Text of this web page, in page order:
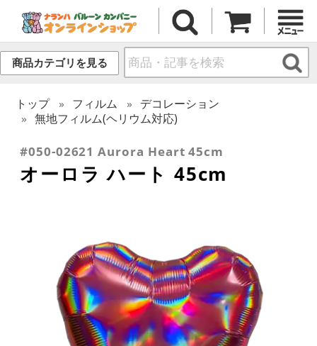
商品カテゴリを見る
トップ フィルム
デコレーション
無地フィルム(ヘリウム対応)
#050-02621 Aurora Heart 45cm
オーロラ ハート 45cm